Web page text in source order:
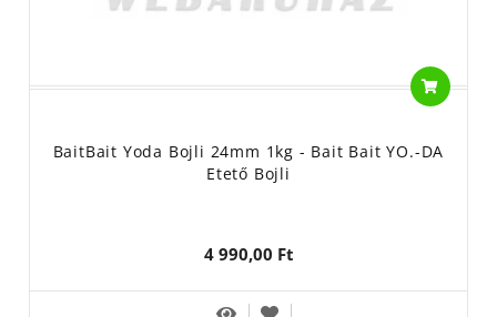
BaitBait Yoda Bojli 24mm 1kg - Bait Bait YO.-DA
Etető Bojli
4 990,00 Ft